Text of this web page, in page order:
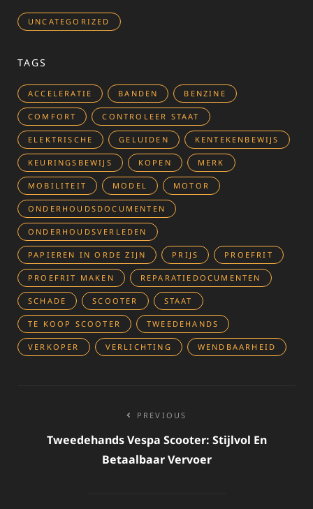
UNCATEGORIZED
TAGS
ACCELERATIE BANDEN BENZINE
COMFORT CONTROLEER STAAT
ELEKTRISCHE GELUIDEN KENTEKENBEWIJS
KEURINGSBEWIJS KOPEN MERK
MOBILITEIT MODEL MOTOR
ONDERHOUDSDOCUMENTEN
ONDERHOUDSVERLEDEN
PAPIEREN IN ORDE ZIJN PRIJS PROEFRIT
PROEFRIT MAKEN REPARATIEDOCUMENTEN
SCHADE SCOOTER STAAT
TE KOOP SCOOTER TWEEDEHANDS
VERKOPER VERLICHTING WENDBAARHEID
navigatie
PREVIOUS
Tweedehands Vespa Scooter: Stijlvol En
Betaalbaar Vervoer